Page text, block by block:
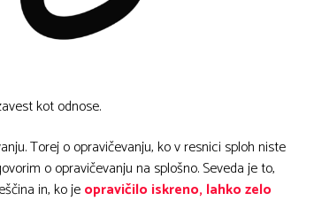
kot odnose.
Torej o opravičevanju, ko v resnici sploh niste
o opravičevanju na splošno. Seveda je to,
in, ko jeopravičilo iskreno, lahko zelo